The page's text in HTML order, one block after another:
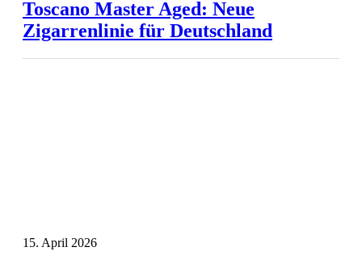
Toscano Master Aged: Neue
Zigarrenlinie für Deutschland
15. April 2026